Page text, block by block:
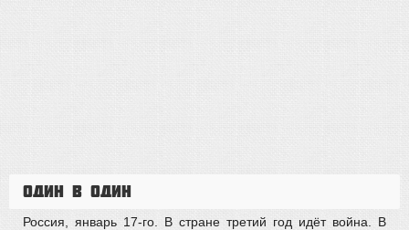
Один в один
Россия, январь 17-го. В стране третий год идёт война. В